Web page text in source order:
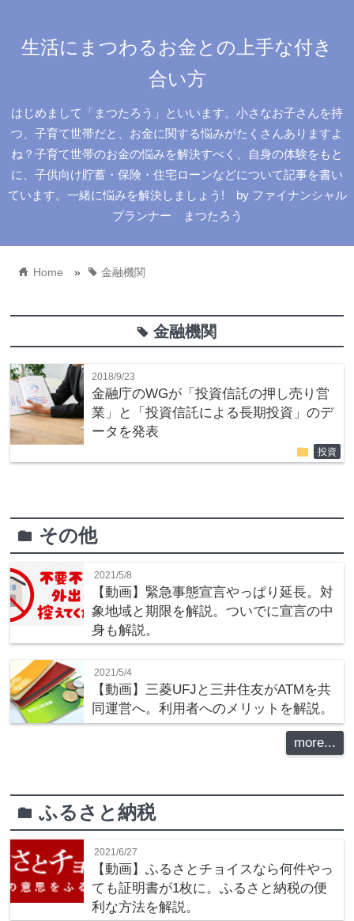
生活にまつわるお金との上手な付き
合い方
はじめまして「まつたろう」といいます。小さなお子さんを持
つ、子育て世帯だと、お金に関する悩みがたくさんありますよ
ね？子育て世帯のお金の悩みを解決すべく、自身の体験をもと
に、子供向け貯蓄・保険・住宅ローンなどについて記事を書い
ています。一緒に悩みを解決しましょう! by ファイナンシャル
プランナー まつたろう
home Home » tag金融機関
tag 金融機関
2018/9/23
金融庁のWGが「投資信託の押し売り営
業」と「投資信託による長期投資」のデ
ータを発表
folder 投資
folder その他
2021/5/8
【動画】緊急事態宣言やっぱり延長。対
象地域と期限を解説。ついでに宣言の中
身も解説。
2021/5/4
【動画】三菱UFJと三井住友がATMを共
同運営へ。利用者へのメリットを解説。
more...
folderふるさと納税
2021/6/27
【動画】ふるさとチョイスなら何件やっ
ても証明書が1枚に。ふるさと納税の便
利な方法を解説。